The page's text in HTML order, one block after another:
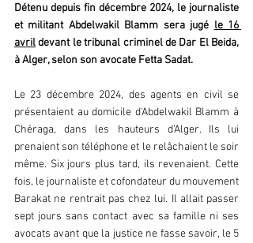
Détenu depuis fin décembre 2024, le journaliste
et militant Abdelwakil Blamm sera jugé le 16
avril devant le tribunal criminel de Dar El Beida,
à Alger, selon son avocate Fetta Sadat.
Le 23 décembre 2024, des agents en civil se
présentaient au domicile d'Abdelwakil Blamm à
Chéraga, dans les hauteurs d'Alger. Ils lui
prenaient son téléphone et le relâchaient le soir
même. Six jours plus tard, ils revenaient. Cette
fois, le journaliste et cofondateur du mouvement
Barakat ne rentrait pas chez lui. Il allait passer
sept jours sans contact avec sa famille ni ses
avocats avant que la justice ne fasse savoir, le 5